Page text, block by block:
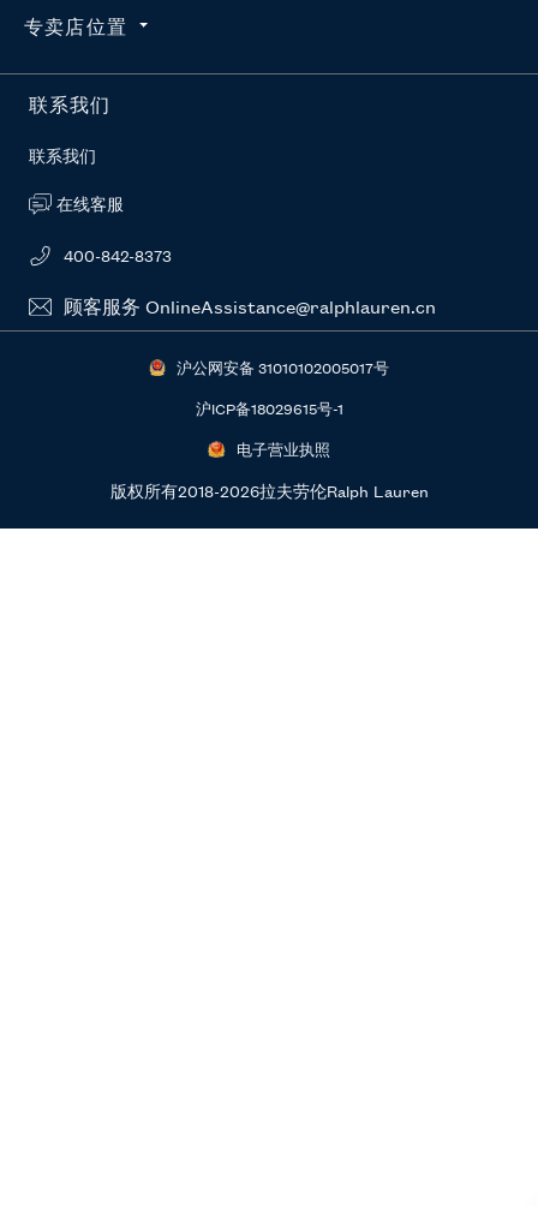
维护真品
官方授权平台
配送
退货
专卖店位置
按地区搜索
联系我们
联系我们
在线客服
400-842-8373
顾客服务 OnlineAssistance@ralphlauren.cn
版权所有2018-2026拉夫劳伦Ralph Lauren
沪公网安备 31010102005017号
沪ICP备18029615号-1
电子营业执照